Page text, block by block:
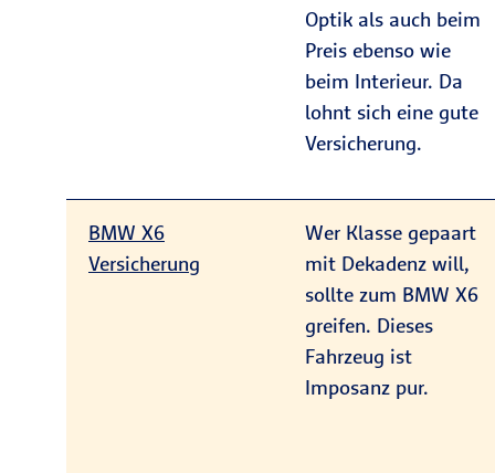
Optik als auch beim
Preis ebenso wie
beim Interieur. Da
lohnt sich eine gute
Versicherung.
BMW X6
Versicherung
Wer Klasse gepaart
mit Dekadenz will,
sollte zum BMW X6
greifen. Dieses
Fahrzeug ist
Imposanz pur.